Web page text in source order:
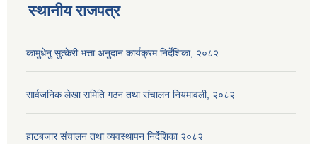
स्थानीय राजपत्र
कामुधेनु सुत्केरी भत्ता अनुदान कार्यक्रम निर्देशिका, २०८२
सार्वजनिक लेखा समिति गठन तथा संचालन नियमावली, २०८२
हाटबजार संचालन तथा व्यवस्थापन निर्देशिका २०८२